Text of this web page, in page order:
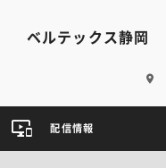
ベルテックス静岡
配信情報